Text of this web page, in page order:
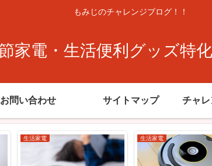
もみじのチャレンジブログ！！
家電・生活便利グッズ特
お問い合わせ サイトマップ チャレ
生活家電 生活家電